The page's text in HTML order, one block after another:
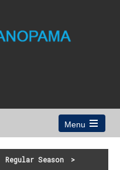
Menu
Open
main
Regular Season
>